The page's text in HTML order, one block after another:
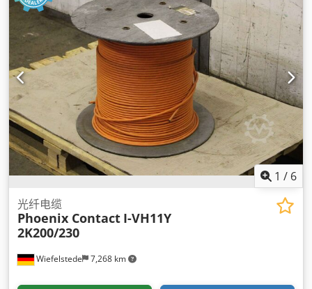
1 / 6
Wiefelstede 7,268 km
光纤电缆
Phoenix Contact I-VH11Y
2K200/230